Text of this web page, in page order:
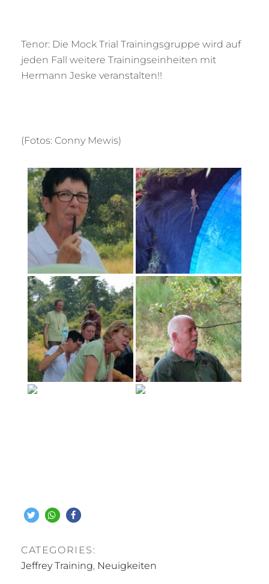
Tenor: Die Mock Trial Trainingsgruppe wird auf
jeden Fall weitere Trainingseinheiten mit
Hermann Jeske veranstalten!!
(Fotos: Conny Mewis)
CATEGORIES:
Jeffrey Training, Neuigkeiten